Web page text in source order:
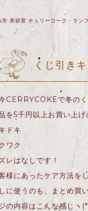
市 美容室 チェリーコーク・ラン
くじ引き
CERRYCOKEで冬の
を5千円以上お買い上げ
ドキ
ワク
レはなしです！
様にあったケア方法を
に使うのも、まとめ買
の内容はこんな感じヽ